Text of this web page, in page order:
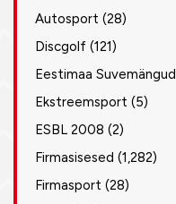
Autosport (28)
Discgolf (121)
Eestimaa Suvemängud
Ekstreemsport (5)
ESBL 2008 (2)
Firmasisesed (1,282)
Firmasport (28)